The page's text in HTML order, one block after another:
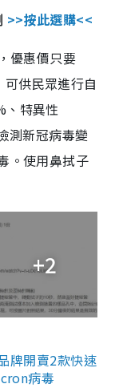
>>按此選購<<
優惠價只要
供民眾進行自
、特異性
測新冠病毒變
。使用鼻拭子
+2
牌開賣2款快速
病毒